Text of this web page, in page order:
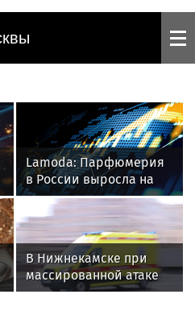
Lamoda: Парфюмерия
в России выросла на
34,5% в 2026 году
В Нижнекамске при
массированной атаке
БПЛА погибли люди